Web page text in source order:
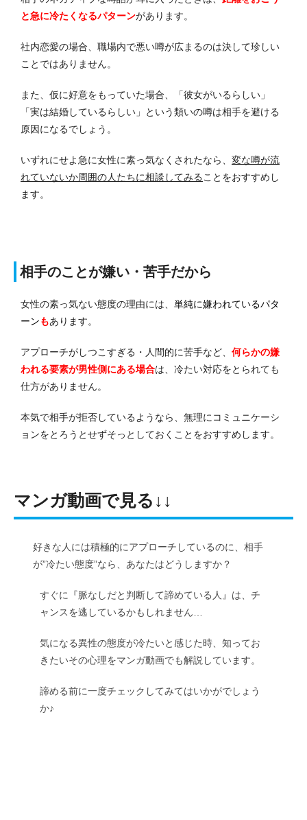
と急に冷たくなるパターンがあります。
社内恋愛の場合、職場内で悪い噂が広まるのは決して珍しい
ことではありません。
また、仮に好意をもっていた場合、「彼女がいるらしい」
「実は結婚しているらしい」という類いの噂は相手を避ける
原因になるでしょう。
いずれにせよ急に女性に素っ気なくされたなら、 変な噂が流
れていないか周囲の人たちに相談してみる ことをおすすめし
ます。
相手のことが嫌い・苦手だから
女性の素っ気ない態度の理由には、 単純に嫌われているパタ
ーンもあります。
アプローチがしつこすぎる・人間的に苦手など、 何らかの嫌
われる要素が男性側にある場合は、冷たい対応をとられても
仕方がありません。
本気で相手が拒否しているようなら、無理にコミュニケーシ
ョンをとろうとせずそっとしておくことをおすすめします。
マンガ動画で見る↓↓
好きな人には積極的にアプローチしているのに、相手
が”冷たい態度”なら、あなたはどうしますか？
すぐに『脈なしだと判断して諦めている人』は、チ
ャンスを逃しているかもしれません…
気になる異性の態度が冷たいと感じた時、知ってお
きたいその心理をマンガ動画でも解説しています。
諦める前に一度チェックしてみてはいかがでしょう
か♪